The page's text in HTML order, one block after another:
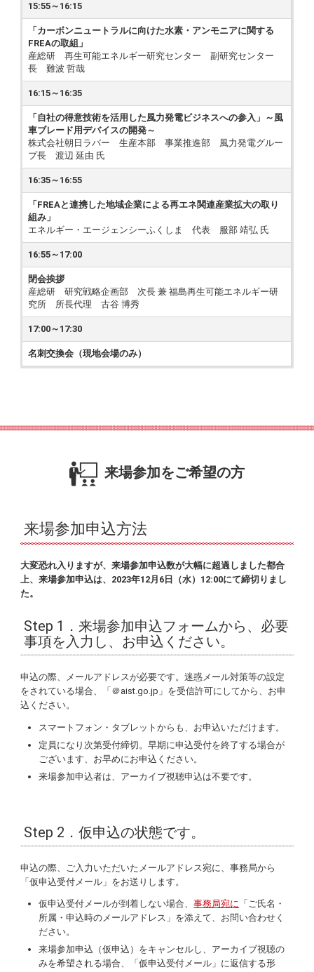
15:55～16:15
「カーボンニュートラルに向けた水素・アンモニアに関する
FREAの取組」
産総研 再生可能エネルギー研究センター 副研究センター
長 難波 哲哉
16:15～16:35
「自社の得意技術を活用した風力発電ビジネスへの参入」～風
車ブレード用デバイスの開発～
株式会社朝日ラバー 生産本部 事業推進部 風力発電グルー
プ長 渡辺 延由 氏
16:35～16:55
「FREAと連携した地域企業による再エネ関連産業拡大の取り
組み」
エネルギー・エージェンシーふくしま 代表 服部 靖弘 氏
16:55～17:00
閉会挨拶
産総研 研究戦略企画部 次長 兼 福島再生可能エネルギー研
究所 所長代理 古谷 博秀
17:00～17:30
名刺交換会（現地会場のみ）
来場参加をご希望の方
来場参加申込方法
大変恐れ入りますが、来場参加申込数が大幅に超過しました都合
上、来場参加申込は、2023年12月6日（水）12:00にて締切りまし
た。
Step 1．来場参加申込フォームから、必要
事項を入力し、お申込ください。
申込の際、メールアドレスが必要です。迷惑メール対策等の設定
をされている場合、「＠aist.go.jp」を受信許可にしてから、お申
込ください。
スマートフォン・タブレットからも、お申込いただけます。
定員になり次第受付締切。早期に申込受付を終了する場合が
ございます、お早めにお申込ください。
来場参加申込者は、アーカイブ視聴申込は不要です。
Step 2．仮申込の状態です。
申込の際、ご入力いただいたメールアドレス宛に、事務局から
「仮申込受付メール」をお送りします。
仮申込受付​​​​​​メールが到着しない場合、事務局宛に 「ご氏名・
所属・申込時のメールアドレス」を添えて、お問い合わせく
ださい。
来場参加申込（仮申込）をキャンセルし、アーカイブ視聴の
みを希望される場合、「仮申込受付メール」に返信する形